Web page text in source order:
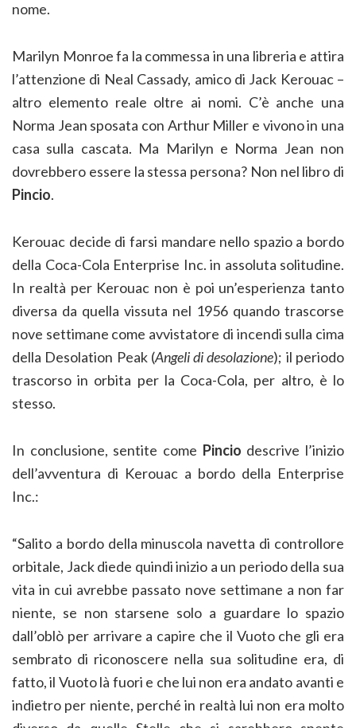
nome.
Marilyn Monroe fa la commessa in una libreria e attira
l’attenzione di Neal Cassady, amico di Jack Kerouac –
altro elemento reale oltre ai nomi. C’è anche una
Norma Jean sposata con Arthur Miller e vivono in una
casa sulla cascata. Ma Marilyn e Norma Jean non
dovrebbero essere la stessa persona? Non nel libro di
Pincio.
Kerouac decide di farsi mandare nello spazio a bordo
della Coca-Cola Enterprise Inc. in assoluta solitudine.
In realtà per Kerouac non è poi un’esperienza tanto
diversa da quella vissuta nel 1956 quando trascorse
nove settimane come avvistatore di incendi sulla cima
della Desolation Peak (Angeli di desolazione); il periodo
trascorso in orbita per la Coca-Cola, per altro, è lo
stesso.
In conclusione, sentite come Pincio descrive l’inizio
dell’avventura di Kerouac a bordo della Enterprise
Inc.:
“Salito a bordo della minuscola navetta di controllore
orbitale, Jack diede quindi inizio a un periodo della sua
vita in cui avrebbe passato nove settimane a non far
niente, se non starsene solo a guardare lo spazio
dall’oblò per arrivare a capire che il Vuoto che gli era
sembrato di riconoscere nella sua solitudine era, di
fatto, il Vuoto là fuori e che lui non era andato avanti e
indietro per niente, perché in realtà lui non era molto